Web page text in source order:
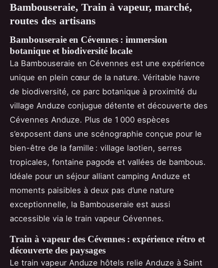
Bambouseraie, Train à vapeur, marché,
routes des artisans
Bambouseraie en Cévennes : immersion
botanique et biodiversité locale
La Bambouseraie en Cévennes est une expérience
unique en plein cœur de la nature. Véritable havre
de biodiversité, ce parc botanique à proximité du
village Anduze conjugue détente et découverte des
Cévennes Anduze. Plus de 1 000 espèces
s’exposent dans une scénographie conçue pour le
bien-être de la famille : village laotien, serres
tropicales, fontaine pagode et vallées de bambous.
Idéale pour un séjour alliant camping Anduze et
moments paisibles à deux pas d’une nature
exceptionnelle, la Bambouseraie est aussi
accessible via le train vapeur Cévennes.
Train à vapeur des Cévennes : expérience rétro et
découverte des paysages
Le train vapeur Anduze hôtels relie Anduze à Saint